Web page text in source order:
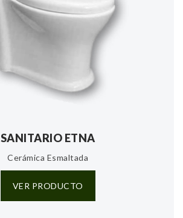
SANITARIO ETNA
Cerámica Esmaltada
VER PRODUCTO